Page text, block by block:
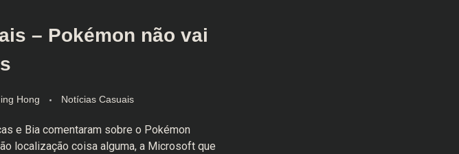
– Pokémon não vai
Hong Notícias Casuais
e Bia comentaram sobre o Pokémon
localização coisa alguma, a Microsoft que